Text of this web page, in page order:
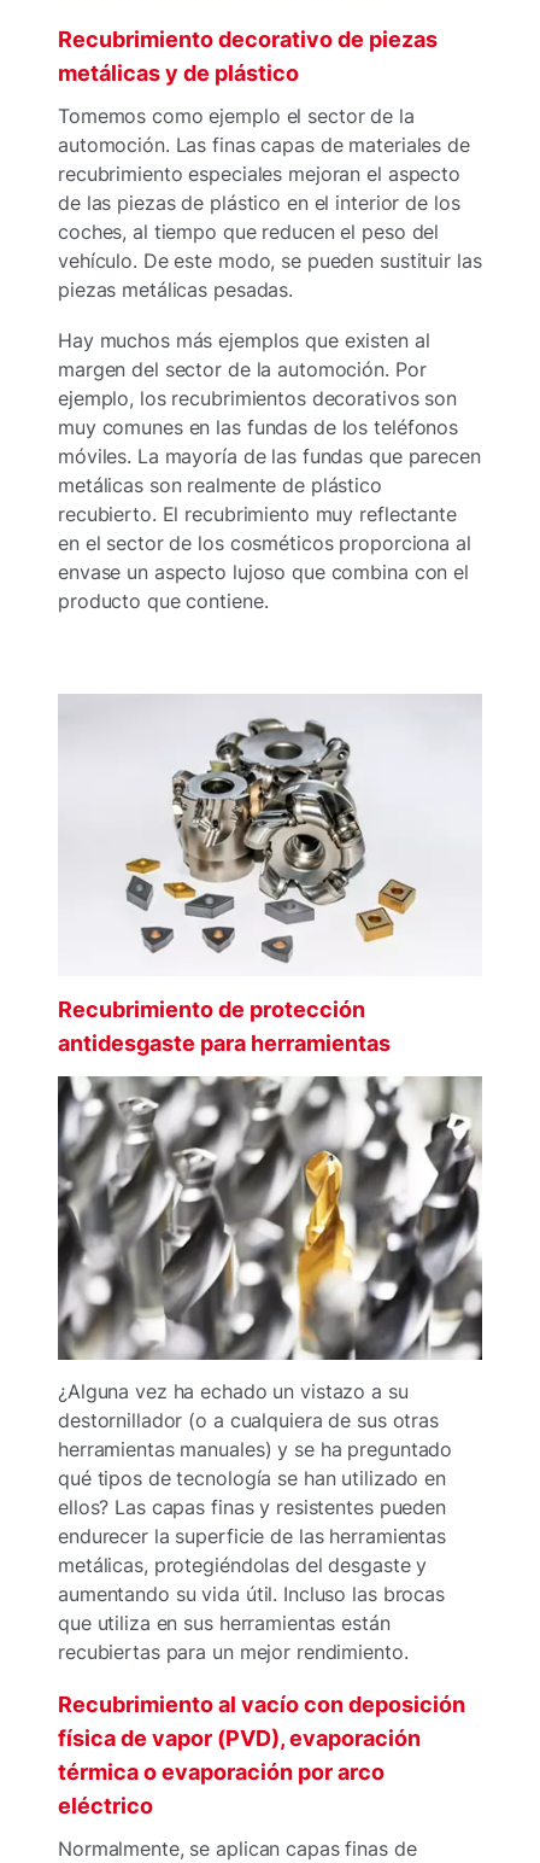
Recubrimiento decorativo de piezas
metálicas y de plástico
Tomemos como ejemplo el sector de la
automoción. Las finas capas de materiales de
recubrimiento especiales mejoran el aspecto
de las piezas de plástico en el interior de los
coches, al tiempo que reducen el peso del
vehículo. De este modo, se pueden sustituir las
piezas metálicas pesadas.
Hay muchos más ejemplos que existen al
margen del sector de la automoción. Por
ejemplo, los recubrimientos decorativos son
muy comunes en las fundas de los teléfonos
móviles. La mayoría de las fundas que parecen
metálicas son realmente de plástico
recubierto. El recubrimiento muy reflectante
en el sector de los cosméticos proporciona al
envase un aspecto lujoso que combina con el
producto que contiene.
Recubrimiento de protección
antidesgaste para herramientas
¿Alguna vez ha echado un vistazo a su
destornillador (o a cualquiera de sus otras
herramientas manuales) y se ha preguntado
qué tipos de tecnología se han utilizado en
ellos? Las capas finas y resistentes pueden
endurecer la superficie de las herramientas
metálicas, protegiéndolas del desgaste y
aumentando su vida útil. Incluso las brocas
que utiliza en sus herramientas están
recubiertas para un mejor rendimiento.
Recubrimiento al vacío con deposición
física de vapor (PVD), evaporación
térmica o evaporación por arco
eléctrico
Normalmente, se aplican capas finas de